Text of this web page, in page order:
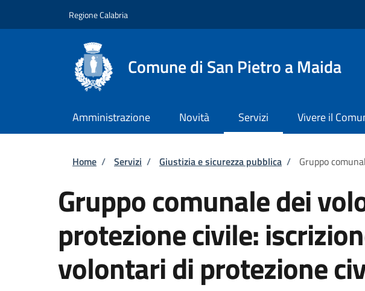
Regione Calabria
Comune di San Pietro a Maida
Amministrazione Novità Servizi Vivere il
Briciole di pane
Home / Servizi / Giustizia e sicurezza pubblica / Gruppo
Gruppo comunale dei
protezione civile:
volontari di protezione